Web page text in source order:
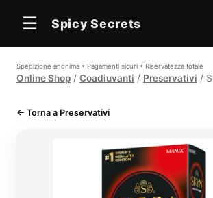
☰ Spicy Secrets
Spedizione anonima • Pagamenti sicuri • Riservatezza totale
Online Shop / Coadiuvanti / Preservativi /
← Torna a Preservativi